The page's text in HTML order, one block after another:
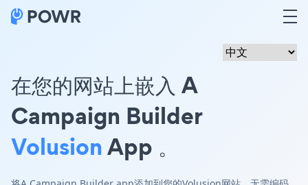
在您的网站上嵌入 A
Campaign Builder
VolusionApp 。